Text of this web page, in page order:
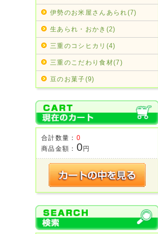
伊勢のお米屋さんあられ(7)
生あられ・おかき(2)
三重のコシヒカリ(4)
三重のこだわり食材(7)
豆のお菓子(9)
合計数量： 0
商品金額： 0 円